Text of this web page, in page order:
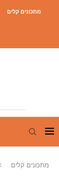
מתכונים קלים
מתכונים קלים